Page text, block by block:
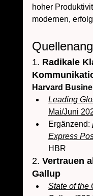
hoher
modernen,
1. Radikale
Harvard
Leading
Mai/Juni
Ergänzend:
Express
HBR
2. Vertrauen
Gallup
State of the